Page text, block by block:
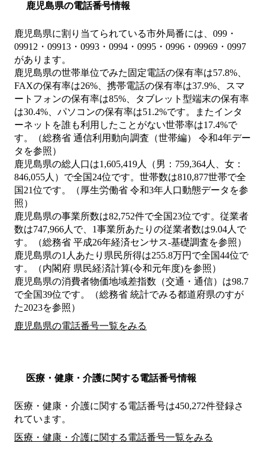
鹿児島県の電話番号情報
鹿児島県に割り当てられている市外局番には、099・
09912・09913・0993・0994・0995・0996・09969・0997
があります。
鹿児島県の世帯単位でみた固定電話の保有率は57.8%、
FAXの保有率は26%、携帯電話の保有率は37.9%、スマ
ートフォンの保有率は85%、タブレット型端末の保有率
は30.4%、パソコンの保有率は51.2%です。またインタ
ーネットを誰も利用したことがない世帯率は17.4%で
す。（総務省 通信利用動向調査（世帯編） 令和4年デー
タを参照）
鹿児島県の総人口は1,605,419人（男：759,364人、女：
846,055人）で全国24位です。世帯数は810,877世帯で全
国21位です。（厚生労働省 令和3年人口動態データを参
照）
鹿児島県の事業所数は82,752件で全国23位です。従業者
数は747,966人で、1事業所あたりの従業者数は9.04人で
す。（総務省 平成26年経済センサス‐基礎調査を参照）
鹿児島県の1人あたり県民所得は255.8万円で全国44位で
す。（内閣府 県民経済計算(令和元年度)を参照）
鹿児島県の消費者物価地域差指数（交通・通信）は98.7
で全国39位です。（総務省 統計でみる都道府県のすが
た2023を参照）
鹿児島県の電話番号一覧をみる
医療・健康・介護に関する電話番号情報
医療・健康・介護に関する電話番号は450,272件登録さ
れています。
医療・健康・介護に関する電話番号一覧をみる